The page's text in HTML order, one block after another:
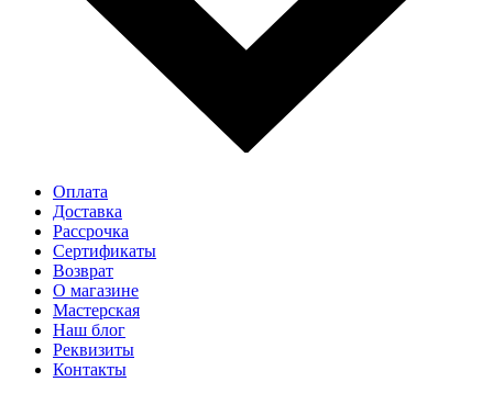
Оплата
Доставка
Рассрочка
Cертификаты
Возврат
О магазине
Мастерская
Наш блог
Реквизиты
Контакты